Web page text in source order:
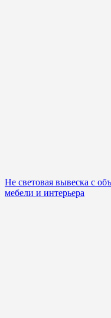
Не световая вывеска с
мебели и интерьера